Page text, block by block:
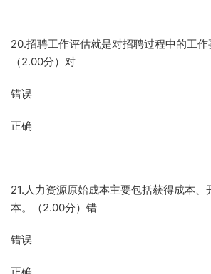
20.招聘工作评估就是对招聘过程中的工作
（2.00分）对
错误
正确
21.人力资源原始成本主要包括获得成本、
本。（2.00分）错
错误